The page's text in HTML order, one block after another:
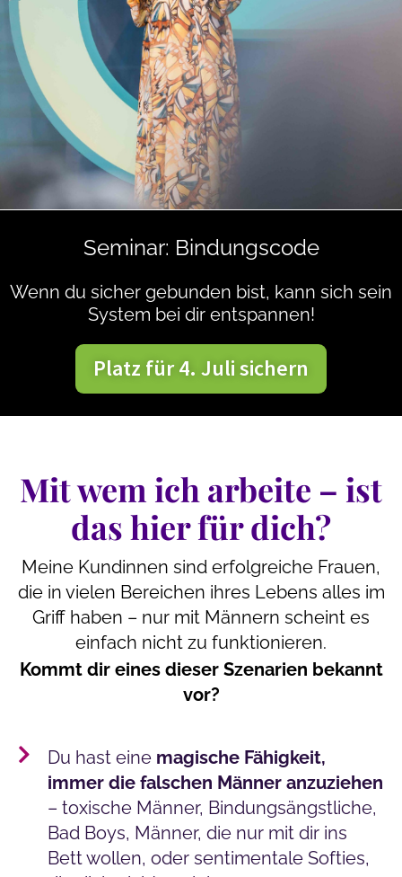
Seminar: Bindungscode
Wenn du sicher gebunden bist, kann sich sein
System bei dir entspannen!
Platz für 4. Juli sichern
Mit wem ich arbeite – ist
das hier für dich?
Meine Kundinnen sind erfolgreiche Frauen,
die in vielen Bereichen ihres Lebens alles im
Griff haben – nur mit Männern scheint es
einfach nicht zu funktionieren.
Kommt dir eines dieser Szenarien bekannt
vor?
Du hast eine magische Fähigkeit,
immer die falschen Männer anzuziehen
– toxische Männer, Bindungsängstliche,
Bad Boys, Männer, die nur mit dir ins
Bett wollen, oder sentimentale Softies,